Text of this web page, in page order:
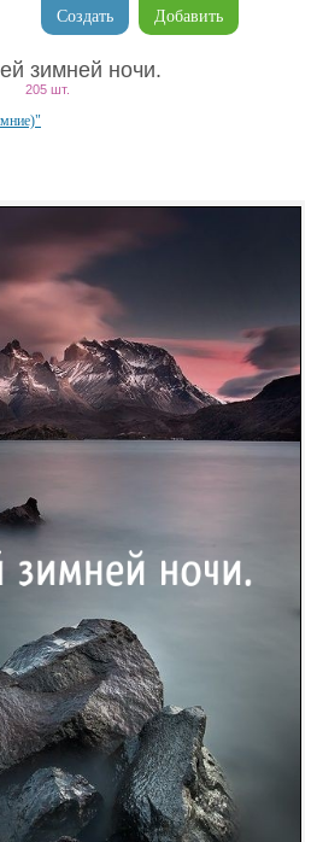
Добавить
Создать
зимней ночи.
205 шт.